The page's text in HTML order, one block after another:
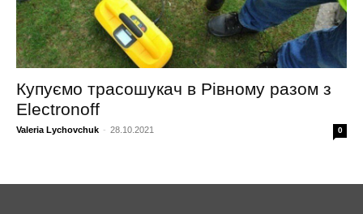
Купуємо трасошукач в Рівному разом з
Electronoff
Valeria Lychovchuk - 28.10.2021 0